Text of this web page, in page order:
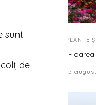
sunt
de
PLANTE
5